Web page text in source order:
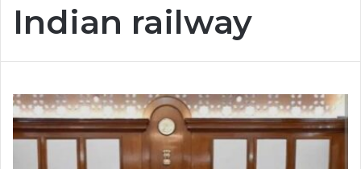
Indian railway